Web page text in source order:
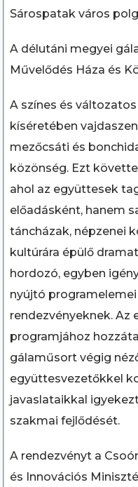
Sárospatak város
A délutáni megyei
Művelődés Háza és
A színes és
kíséretében
mezőcsáti és
közönség. Ezt
ahol az együttesek
előadásként, hanem
táncházak, népzenei
kultúrára épülő
hordozó, egyben
nyújtó
rendezvényeknek. Az
programjához
gálaműsort végig
együttesvezetőkkel
javaslataikkal
szakmai fejlődését.
A rendezvényt a
és Innovációs